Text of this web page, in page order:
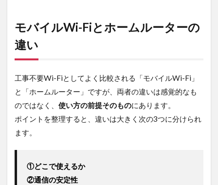
違
い
2.1
モバ
Wi-Fi
ーム
ルー
の違
① 使
える
モバイルWi-Fiとホームルーターの
違い
工事不要Wi-Fiとしてよく比較される「モバイルWi-Fi」
と「ホームルーター」ですが、両者の違いは感覚的なも
のではなく、 使い方の前提そのものにあります。
ポイントを整理すると、違いは大きく次の3つに分けられ
ます。
①どこで使えるか
②通信の安定性